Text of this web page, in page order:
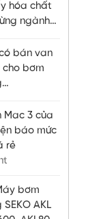
hóa chất
ngành
bán van
cho bơm
Mac 3 của
báo mức
rẻ
bơm
AKL